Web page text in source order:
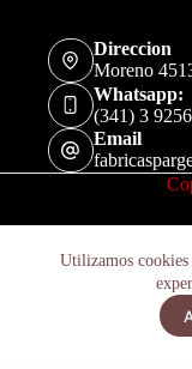
Utilizamos
Direccion
Moreno
Whatsapp:
(341) 3
Email
Hay existencias